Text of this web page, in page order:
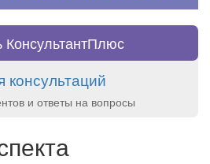
КонсультантПлюс
консультаций
и ответы на вопросы